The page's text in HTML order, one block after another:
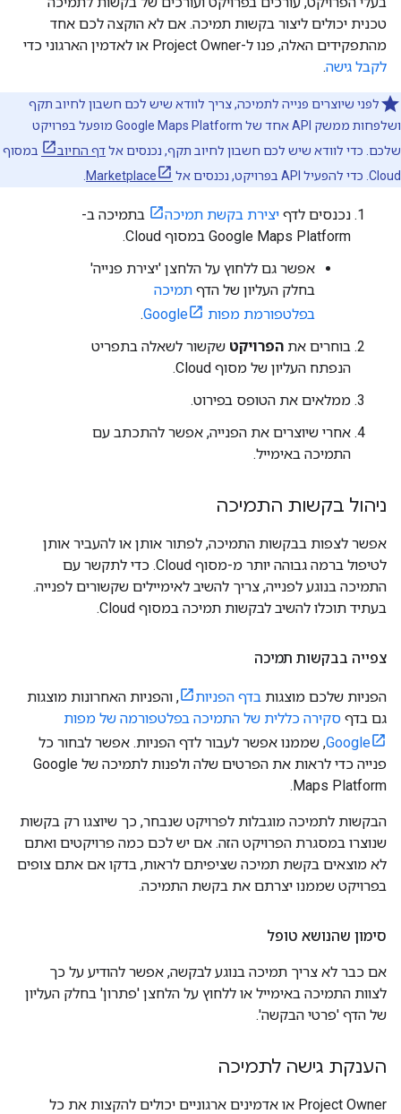
טכנית יכולים ליצור בקשות תמיכה. אם לא הוקצה לכם אחד
מהתפקידים האלה, פנו ל-Project Owner או לאדמין הארגוני כדי
לקבל גישה.
לפני שיוצרים פנייה לתמיכה, צריך לוודא שיש לכם חשבון לחיוב תקף
ושלפחות ממשק API אחד של Google Maps Platform מופעל בפרויקט
שלכם. כדי לוודא שיש לכם חשבון לחיוב תקף, נכנסים אלדף החיוב
במסוף
Cloud. כדי להפעיל API בפרויקט, נכנסים אל
Marketplace
נכנסים לדף יצירת בקשת תמיכה
בתמיכה ב-
Google Maps Platform במסוף Cloud.
אפשר גם ללחוץ על הלחצן 'יצירת פנייה'
בחלק העליון של הדף תמיכה
בפלטפורמת מפות Google
.
בוחרים את הפרויקט שקשור לשאלה בתפריט
הנפתח העליון של מסוף Cloud.
ממלאים את הטופס בפירוט.
אחרי שיוצרים את הפנייה, אפשר להתכתב עם
התמיכה באימייל.
ניהול בקשות התמיכה
אפשר לצפות בבקשות התמיכה, לפתור אותן או להעביר אותן
לטיפול ברמה גבוהה יותר מ-מסוף Cloud. כדי לתקשר עם
התמיכה בנוגע לפנייה, צריך להשיב לאימיילים שקשורים לפנייה.
בעתיד תוכלו להשיב לבקשות תמיכה במסוף Cloud.
צפייה בבקשות תמיכה
הפניות שלכם מוצגות בדף הפניות
, והפניות האחרונות מוצגות
גם בדף סקירה כללית של התמיכה בפלטפורמה של מפות
Google, שממנו אפשר לעבור לדף הפניות. אפשר לבחור כל
פנייה כדי לראות את הפרטים שלה ולפנות לתמיכה של Google
Maps Platform.
הבקשות לתמיכה מוגבלות לפרויקט שנבחר, כך שיוצגו רק בקשות
שנוצרו במסגרת הפרויקט הזה. אם יש לכם כמה פרויקטים ואתם
לא מוצאים בקשת תמיכה שציפיתם לראות, בדקו אם אתם צופים
בפרויקט שממנו יצרתם את בקשת התמיכה.
סימון שהנושא טופל
אם כבר לא צריך תמיכה בנוגע לבקשה, אפשר להודיע על כך
לצוות התמיכה באימייל או ללחוץ על הלחצן 'פתרון' בחלק העליון
של הדף 'פרטי הבקשה'.
הענקת גישה לתמיכה
Project Owner או אדמינים ארגוניים יכולים להקצות את כל